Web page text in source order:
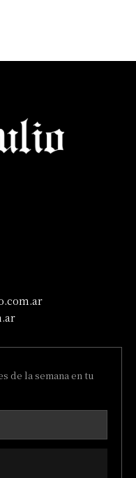
de la semana en tu